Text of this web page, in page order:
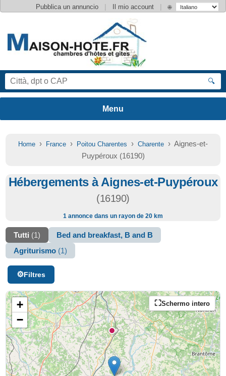
Pubblica un annuncio | Il mio account | 🌐
🔍
Home › France › Poitou Charentes › Charente › Aignes-et-
Puypéroux (16190)
Hébergements à Aignes-et-Puypéroux
(16190)
1 annonce dans un rayon de 20 km
Tutti (1)
Bed and breakfast, B and B
Agriturismo (1)
Filtres
Schermo intero
+
−